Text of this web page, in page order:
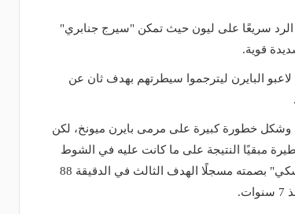
سريعًا على ليون حيث تمكن "سيرج جنابري"
البايرن ليترجموا سيطرتهم بهدف ثان عن
وشكل خطورة كبيرة على مرمى بايرن ميونخ، لكن
مبقيًا النتيجة على ما كانت عليه في الشوط
الأول قبل أن يضع البولندي "روبرت ليفاندوفيسكي" بصمته مسجلًا الهدف الثالث في الدقيقة 88